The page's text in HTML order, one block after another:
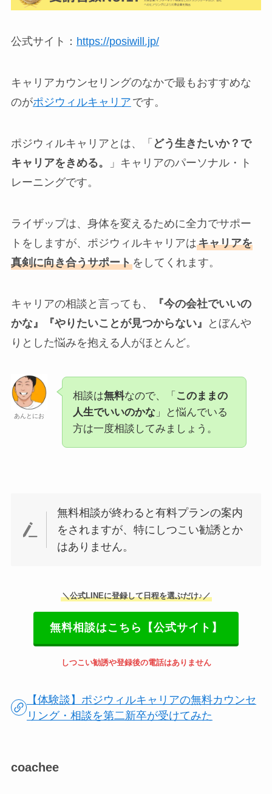
公式サイト： https://posiwill.jp/
キャリアカウンセリングのなかで最もおすすめな
のがポジウィルキャリア です。
ポジウィルキャリアとは、「 どう生きたいか？で
キャリアをきめる。
」キャリアのパーソナル・ト
レーニングです。
ライザップは、身体を変えるために全力でサポー
トをしますが、ポジウィルキャリアはキャリアを
真剣に向き合うサポートをしてくれます。
キャリアの相談と言っても、
『今の会社でいいの
かな』『やりたいことが見つからない』
とぼんや
りとした悩みを抱える人がほとんど。
あんとにお
相談は無料なので、「 このままの
人生でいいのかな」と悩んでいる
方は一度相談してみましょう。
無料相談が終わると有料プランの案内
をされますが、特にしつこい勧誘とか
はありません。
＼公式LINEに登録して日程を選ぶだけ♪／
無料相談はこちら【公式サイト】
しつこい勧誘や登録後の電話はありません
【体験談】ポジウィルキャリアの無料カウンセ
リング・相談を第二新卒が受けてみた
coachee